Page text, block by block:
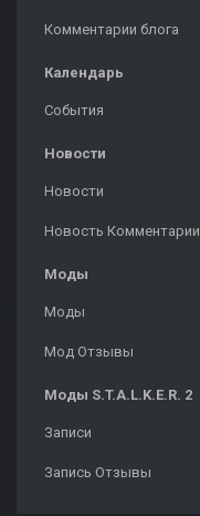
Комментарии блога
Календарь
События
Новости
Новости
Новость Комментарии
Моды
Моды
Мод Отзывы
Моды S.T.A.L.K.E.R. 2
Записи
Запись Отзывы